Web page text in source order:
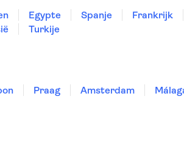
Egypte Spanje Frankrijk
Turkije
Praag Amsterdam